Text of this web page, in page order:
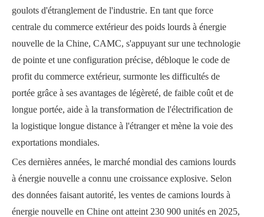
goulots d'étranglement de l'industrie. En tant que force
centrale du commerce extérieur des poids lourds à énergie
nouvelle de la Chine, CAMC, s'appuyant sur une technologie
de pointe et une configuration précise, débloque le code de
profit du commerce extérieur, surmonte les difficultés de
portée grâce à ses avantages de légèreté, de faible coût et de
longue portée, aide à la transformation de l'électrification de
la logistique longue distance à l'étranger et mène la voie des
exportations mondiales.
Ces dernières années, le marché mondial des camions lourds
à énergie nouvelle a connu une croissance explosive. Selon
des données faisant autorité, les ventes de camions lourds à
énergie nouvelle en Chine ont atteint 230 900 unités en 2025,